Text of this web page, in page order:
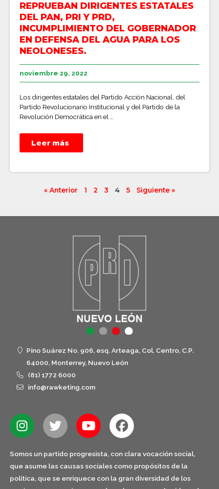
REPRUEBAN DIRIGENTES ESTATALES
DEL PAN, PRI Y PRD,
INCUMPLIMIENTO DEL GOBERNADOR
EN DEFENSA DEL AGUA PARA LOS
NEOLONESES.
noviembre 29, 2022
Los dirigentes estatales del Partido Acción Nacional, del
Partido Revolucionario Institucional y del Partido de la
Revolución Democrática en el …
Leer más
« Anterior 1 2 3 4 5 Siguiente »
Pino Suárez No. 906, esq. Arteaga, Col. Centro, C.P.
64000, Monterrey, Nuevo León
(81) 1772 6000
info@rawketing.com
Somos un partido progresista, con clara vocación social,
que asume las causas sociales como propósitos de la
política, que se enriquece con la gran diversidad de los